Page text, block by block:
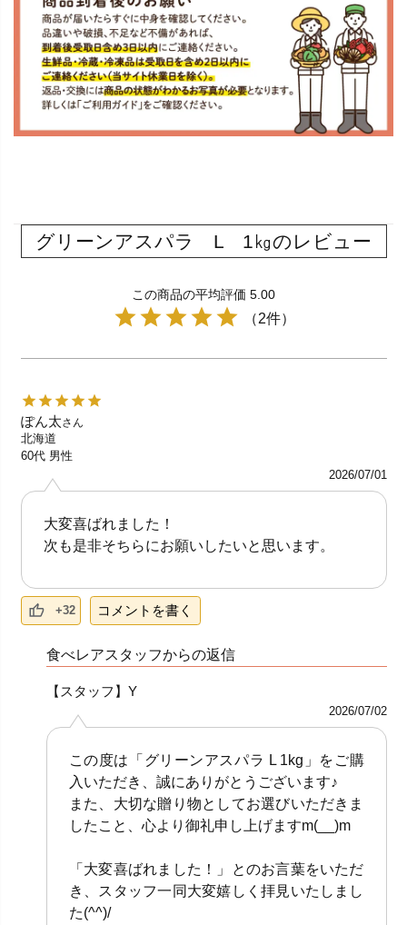
グリーンアスパラ L 1㎏のレビュー
この商品の平均評価 5.00
（2件）
ぽん太さん
北海道
60代 男性
2026/07/01
大変喜ばれました！
次も是非そちらにお願いしたいと思います。
+32 コメントを書く
食べレアスタッフからの返信
【スタッフ】Y
2026/07/02
この度は「グリーンアスパラ L 1kg」をご購
入いただき、誠にありがとうございます♪
また、大切な贈り物としてお選びいただきま
したこと、心より御礼申し上げますm(__)m
「大変喜ばれました！」とのお言葉をいただ
き、スタッフ一同大変嬉しく拝見いたしまし
た(^^)/